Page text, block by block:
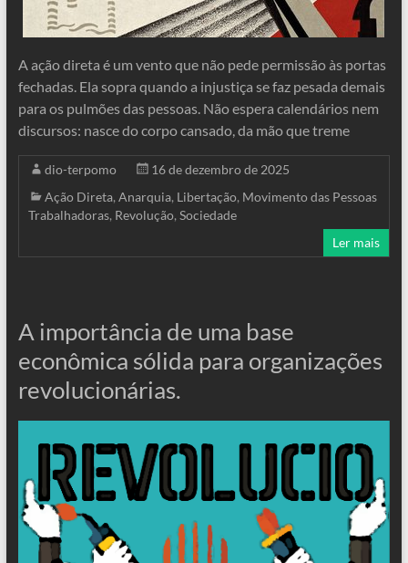
A ação direta é um vento que não pede permissão às portas
fechadas. Ela sopra quando a injustiça se faz pesada demais
para os pulmões das pessoas. Não espera calendários nem
discursos: nasce do corpo cansado, da mão que treme
dio-terpomo
16 de dezembro de 2025
Ação Direta, Anarquia, Libertação, Movimento das Pessoas
Trabalhadoras, Revolução, Sociedade
Ler mais
A importância de uma base
econômica sólida para organizações
revolucionárias.